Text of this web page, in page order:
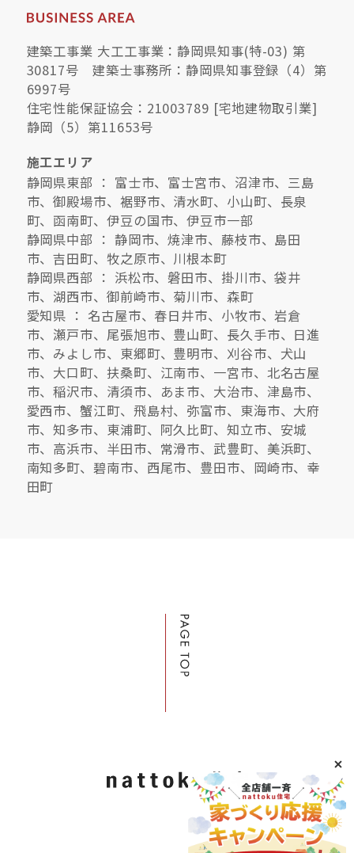
建築工事業 大工工事業：静岡県知事(特-03) 第
30817号 建築士事務所：静岡県知事登録（4）第
6997号
住宅性能保証協会：21003789 [宅地建物取引業]
静岡（5）第11653号
施工エリア
静岡県東部 ： 富士市、富士宮市、沼津市、三島
市、御殿場市、裾野市、清水町、小山町、長泉
町、函南町、伊豆の国市、伊豆市一部
静岡県中部 ： 静岡市、焼津市、藤枝市、島田
市、吉田町、牧之原市、川根本町
静岡県西部 ： 浜松市、磐田市、掛川市、袋井
市、湖西市、御前崎市、菊川市、森町
愛知県 ： 名古屋市、春日井市、小牧市、岩倉
市、瀬戸市、尾張旭市、豊山町、長久手市、日進
市、みよし市、東郷町、豊明市、刈谷市、犬山
市、大口町、扶桑町、江南市、一宮市、北名古屋
市、稲沢市、清須市、あま市、大治市、津島市、
愛西市、蟹江町、飛島村、弥富市、東海市、大府
市、知多市、東浦町、阿久比町、知立市、安城
市、高浜市、半田市、常滑市、武豊町、美浜町、
南知多町、碧南市、西尾市、豊田市、岡崎市、幸
田町